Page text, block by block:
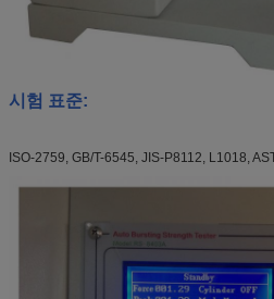
시험 표준:
ISO-2759, GB/T-6545, JIS-P8112, L1018,